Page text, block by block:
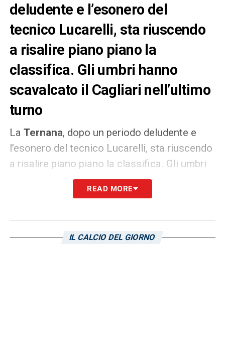
deludente e l’esonero del
tecnico Lucarelli, sta riuscendo
a risalire piano piano la
classifica. Gli umbri hanno
scavalcato il Cagliari nell’ultimo
turno
La Ternana, dopo un periodo deludente e
l’esonero del tecnico Lucarelli, sta riuscendo
a risalire piano piano la classifica. Gli umbri
hanno scavalcato ilCagliarinell’ultimo turno.
Grazie a due risultati utili, contro Modena
tre lunghezze dal Bari.
READ MORE
IL CALCIO DEL GIORNO